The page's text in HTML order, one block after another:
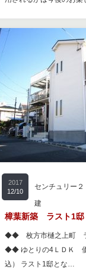
2017
12/10
センチュリー
建
樟葉新築 ラスト1
◆◆ 枚方市樋之上町 ラ
◆◆ ゆとりの4ＬＤＫ
込） ラスト1邸とな…